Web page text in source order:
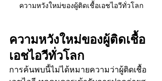
ความหวังใหม่ของผู้ติดเชื้อเอชไอวีทั่วโลก
ความหวังใหม่ของผู้ติดเชื้อ
เอชไอวีทั่วโลก
การค้นพบนี้ไม่ได้หมายความว่าผู้ติดเชื้อ